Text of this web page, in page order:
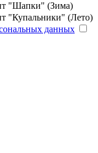
"Шапки" (Зима)
"Купальники" (Лето)
данных